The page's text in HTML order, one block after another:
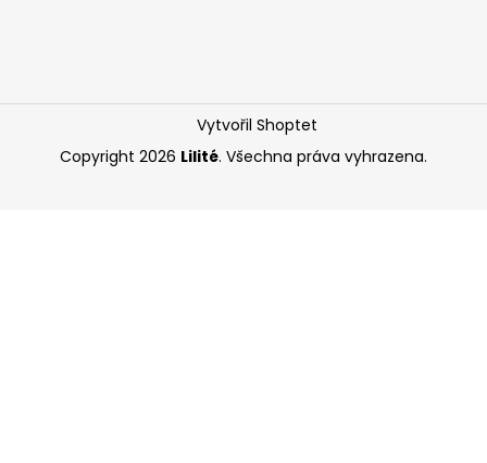
Vytvořil Shoptet
Copyright 2026 Lilité. Všechna práva vyhrazena.